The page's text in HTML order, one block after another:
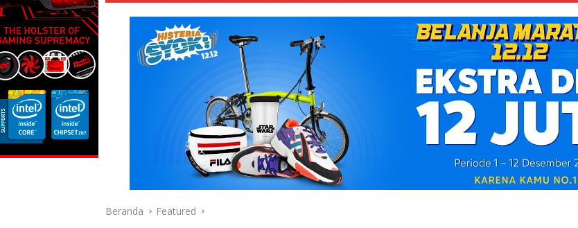
Beranda Featured